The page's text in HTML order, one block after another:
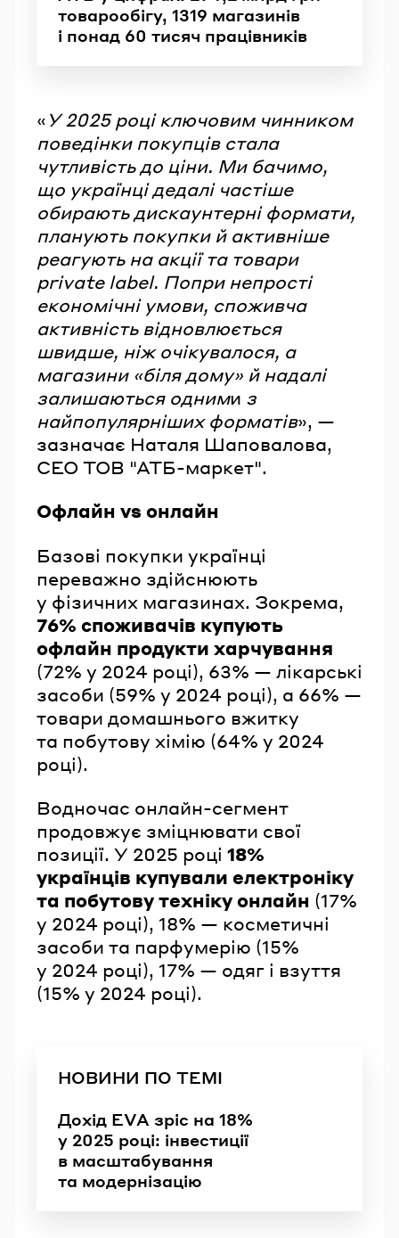
товарообігу, 1319 магазинів
і понад 60 тисяч працівників
«У 2025 році ключовим чинником
поведінки покупців стала
чутливість до ціни. Ми бачимо,
що українці дедалі частіше
обирають дискаунтерні формати,
планують покупки й активніше
реагують на акції та товари
private label. Попри непрості
економічні умови, споживча
активність відновлюється
швидше, ніж очікувалося, а
магазини «біля дому» й надалі
залишаються одними з
найпопулярніших форматів», —
зазначає Наталя Шаповалова,
СЕО ТОВ "АТБ-маркет".
Офлайн vs онлайн
Базові покупки українці
переважно здійснюють
у фізичних магазинах. Зокрема,
76% споживачів купують
офлайн продукти харчування
(72% у 2024 році), 63% — лікарські
засоби (59% у 2024 році), а 66% —
товари домашнього вжитку
та побутову хімію (64% у 2024
році).
Водночас онлайн-сегмент
продовжує зміцнювати свої
позиції. У 2025 році 18%
українців купували електроніку
та побутову техніку онлайн (17%
у 2024 році), 18% — косметичні
засоби та парфумерію (15%
у 2024 році), 17% — одяг і взуття
(15% у 2024 році).
НОВИНИ ПО ТЕМІ
Дохід EVA зріс на 18%
у 2025 році: інвестиції
в масштабування
та модернізацію